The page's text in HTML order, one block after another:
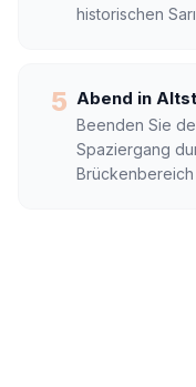
historischen
5 Abend in
Beenden Sie
Spaziergang
Brückenbereich